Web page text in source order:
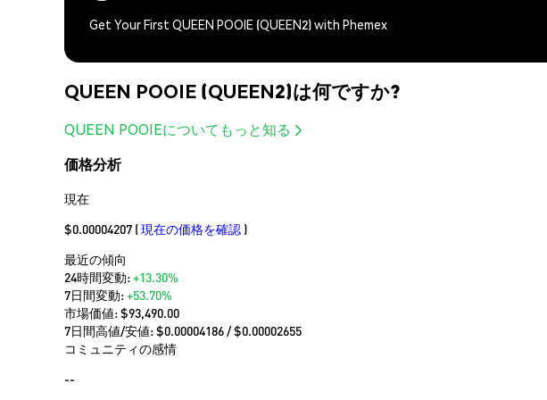
Get Your First QUEEN POOIE (QUEEN2) with Phemex
QUEEN POOIE (QUEEN2)は何ですか?
QUEEN POOIEについてもっと知る
価格分析
現在
$0.00004207 (現在の価格を確認 )
最近の傾向
24時間変動:+13.30%
7日間変動:+53.70%
市場価値:$93,490.00
7日間高値/安値: $0.00004186/ $0.00002655
コミュニティの感情
--